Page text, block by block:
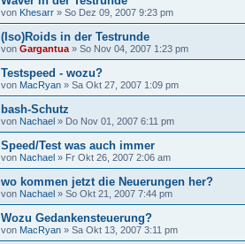
von Khesarr » So Dez 09, 2007 9:23 pm
(Iso)Roids in der Testrunde
von Gargantua » So Nov 04, 2007 1:23 pm
Testspeed - wozu?
von MacRyan » Sa Okt 27, 2007 1:09 pm
bash-Schutz
von Nachael » Do Nov 01, 2007 6:11 pm
Speed/Test was auch immer
von Nachael » Fr Okt 26, 2007 2:06 am
wo kommen jetzt die Neuerungen her?
von Nachael » So Okt 21, 2007 7:44 pm
Wozu Gedankensteuerung?
von MacRyan » Sa Okt 13, 2007 3:11 pm